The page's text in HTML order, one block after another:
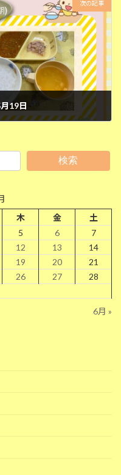
次の記事
19日
検索
木 金
土
5 6
7
12 13
14
19 20
21
26 27
28
6月 »